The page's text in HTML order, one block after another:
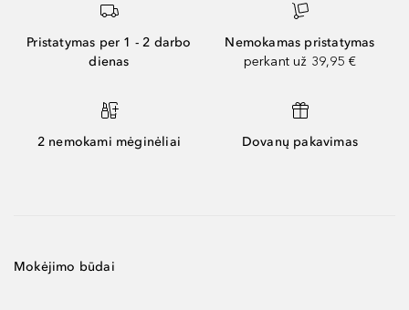
Pristatymas per 1 - 2 darbo
dienas
Nemokamas pristatymas
perkant už 39,95 €
2 nemokami mėginėliai Dovanų pakavimas
Mokėjimo būdai